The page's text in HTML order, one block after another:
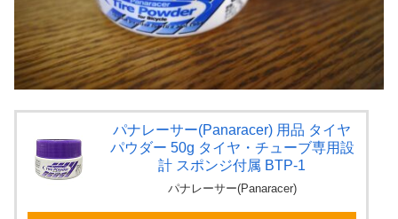
パナレーサー(Panaracer) 用品 タイヤ
パウダー 50g タイヤ・チューブ専用設
計 スポンジ付属 BTP-1
パナレーサー(Panaracer)